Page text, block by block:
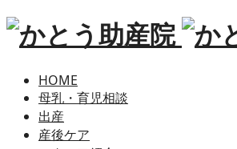
HOME
母乳・育児相談
出産
産後ケア